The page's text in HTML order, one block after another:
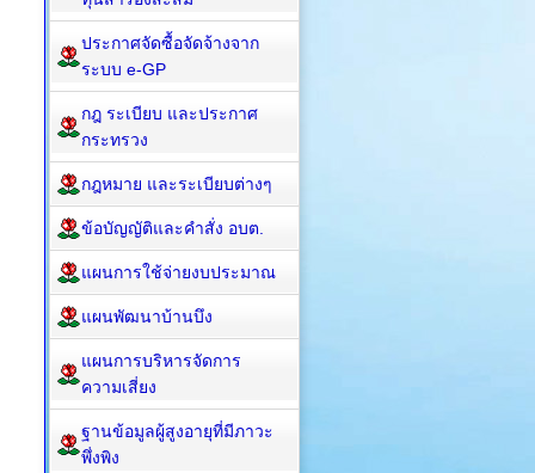
ประกาศจัดซื้อจัดจ้างจาก
ระบบ e-GP
กฎ ระเบียบ และประกาศ
กระทรวง
กฎหมาย และระเบียบต่างๆ
ข้อบัญญัติและคำสั่ง อบต.
แผนการใช้จ่ายงบประมาณ
แผนพัฒนาบ้านบึง
แผนการบริหารจัดการ
ความเสี่ยง
ฐานข้อมูลผู้สูงอายุที่มีภาวะ
พึ่งพิง